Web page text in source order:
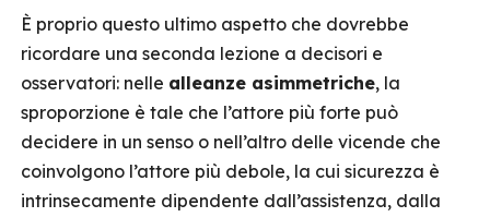
È proprio questo ultimo aspetto che dovrebbe
ricordare una seconda lezione a decisori e
osservatori: nelle alleanze asimmetriche, la
sproporzione è tale che l’attore più forte può
decidere in un senso o nell’altro delle vicende che
coinvolgono l’attore più debole, la cui sicurezza è
intrinsecamente dipendente dall’assistenza, dalla